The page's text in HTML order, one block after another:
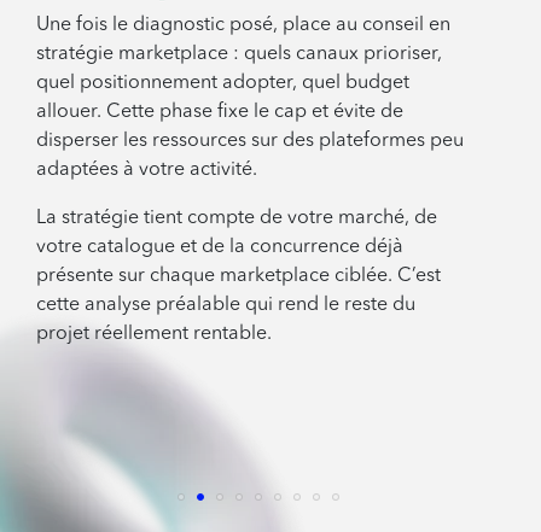
Une fois le diagnostic posé, place au conseil en
stratégie marketplace : quels canaux prioriser,
quel positionnement adopter, quel budget
allouer. Cette phase fixe le cap et évite de
disperser les ressources sur des plateformes peu
adaptées à votre activité.
La stratégie tient compte de votre marché, de
votre catalogue et de la concurrence déjà
présente sur chaque marketplace ciblée. C’est
cette analyse préalable qui rend le reste du
projet réellement rentable.